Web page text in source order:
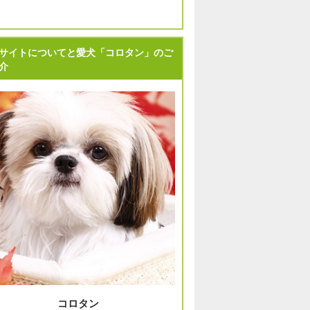
イトについてと愛犬「コロタン」のご
コロタン